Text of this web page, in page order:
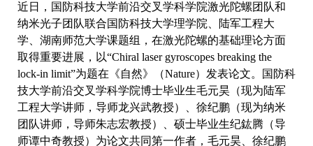
近日，国防科技大学前沿交叉学科学院激光陀螺团队和
纳米光子团队联合国防科技大学理学院、陆军工程大
学、湖南师范大学课题组，在激光陀螺的基础理论方面
取得重要进展，以“Chiral laser gyroscopes breaking the
lock-in limit”为题在《自然》（Nature）发表论文。国防科
技大学前沿交叉学科学院博士毕业生毛元昊（现为陆军
工程大学讲师，导师龙兴武教授）、徐纪鹏（现为纳米
团队讲师，导师朱志宏教授）、硕士毕业生纪鈜腾（导
师谭中奇教授）为论文共同第一作者，毛元昊、徐纪鹏